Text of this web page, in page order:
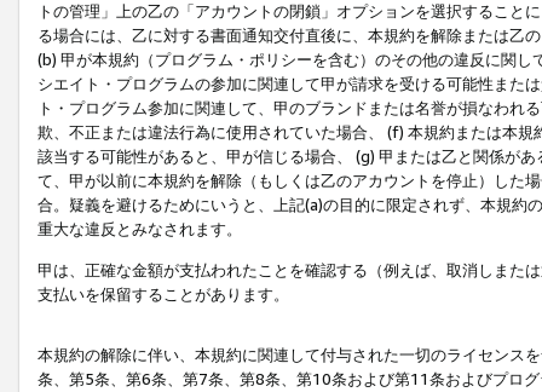
トの管理」上の乙の「アカウントの閉鎖」オプションを選択するこ
る場合には、乙に対する書面通知交付直後に、本規約を解除または乙
(b) 甲が本規約（プログラム・ポリシーを含む）のその他の違反に関
シエイト・プログラムの参加に関連して甲が請求を受ける可能性また
ト・プログラム参加に関連して、甲のブランドまたは名誉が損なわれ
欺、不正または違法行為に使用されていた場合、 (f) 本規約または本
該当する可能性があると、甲が信じる場合、 (g) 甲または乙と関係が
て、甲が以前に本規約を解除（もしくは乙のアカウントを停止）した
合。疑義を避けるためにいうと、上記(a)の目的に限定されず、本規
重大な違反とみなされます。
甲は、正確な金額が支払われたことを確認する（例えば、取消しまた
支払いを保留することがあります。
本規約の解除に伴い、本規約に関連して付与された一切のライセンス
条、第5条、第6条、第7条、第8条、第10条および第11条およびプロ